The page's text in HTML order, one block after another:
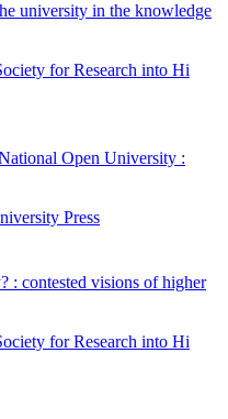
university in the knowledge
for Research into Hi
Open University :
Press
: contested visions of higher
for Research into Hi